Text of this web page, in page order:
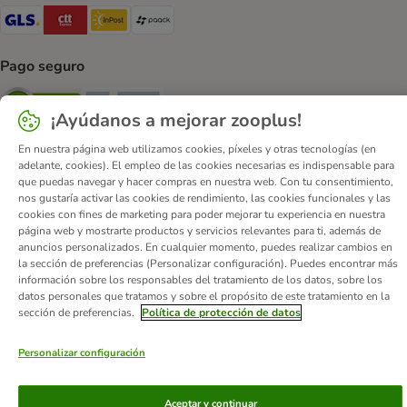
GLS Shipping Method
CTTExpress Shipping Method
InPost Shipping Method
Pago seguro
Security Security
Quiénes somos Empleo Corporate Website
Aviso Legal
Condiciones comerciales generales
DSA
Formulario de desistimiento
Contacto
Gastos de envío y plazo de entrega
Formas de pago
Programa de afiliación
Protección de datos
¡Ayúdanos a mejorar zooplus!
En nuestra página web utilizamos cookies, píxeles y otras tecnologías (en
adelante, cookies). El empleo de las cookies necesarias es indispensable para
que puedas navegar y hacer compras en nuestra web. Con tu consentimiento,
nos gustaría activar las cookies de rendimiento, las cookies funcionales y las
cookies con fines de marketing para poder mejorar tu experiencia en nuestra
página web y mostrarte productos y servicios relevantes para ti, además de
anuncios personalizados. En cualquier momento, puedes realizar cambios en
la sección de preferencias (Personalizar configuración). Puedes encontrar más
información sobre los responsables del tratamiento de los datos, sobre los
datos personales que tratamos y sobre el propósito de este tratamiento en la
sección de preferencias.
Política de protección de datos
Personalizar configuración
Aceptar y continuar